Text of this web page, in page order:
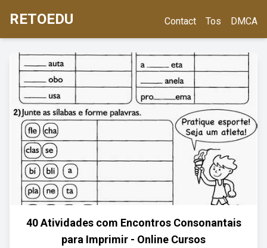
RETOEDU Contact Tos DMCA
40 Atividades com Encontros Consonantais
para Imprimir - Online Cursos